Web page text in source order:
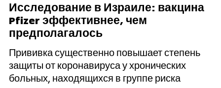
Исследование в Израиле: вакцина
Pfizer эффективнее, чем
предполагалось
Прививка существенно повышает степень
защиты от коронавируса у хронических
больных, находящихся в группе риска